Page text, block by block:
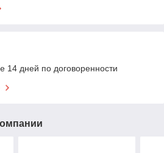
14 дней по договоренности